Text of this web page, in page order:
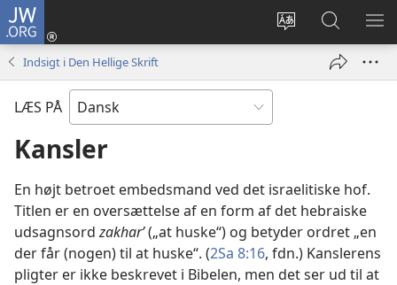
JW.ORG
Vælg
Log
på
vindue)
Søg
på
JW.ORG
VIS
Indsigt i Den Hellige Skrift
LÆS PÅ
Kansler
En højt betroet embedsmand ved det israelitiske hof.
Titlen er en oversættelse af en form af det hebraiske
udsagnsordzakharʹ(„at huske“) og betyder ordret „en
der får (nogen) til at huske“. (2Sa 8:16, fdn.) Kanslerens
pligter er ikke beskrevet i Bibelen, men det ser ud til at